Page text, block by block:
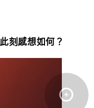
刻感想如何？